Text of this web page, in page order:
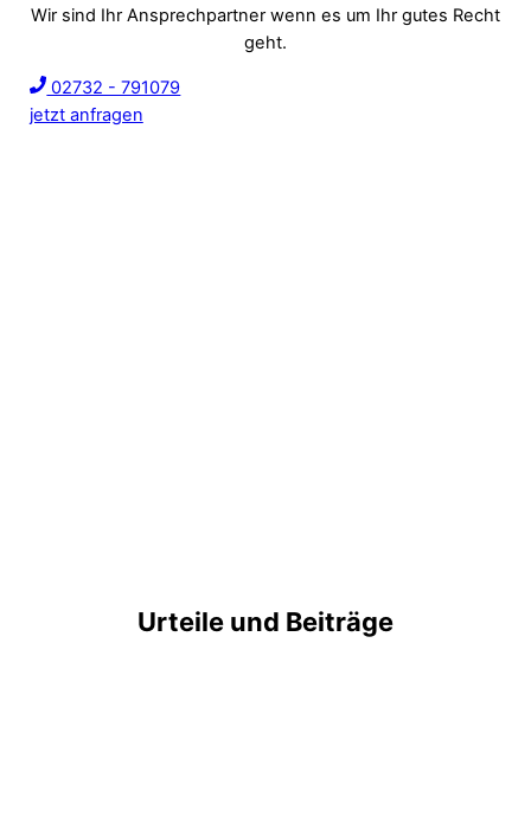
Wir sind Ihr Ansprechpartner wenn es um Ihr gutes Recht
geht.
02732 - 791079
jetzt anfragen
Urteile und Beiträge